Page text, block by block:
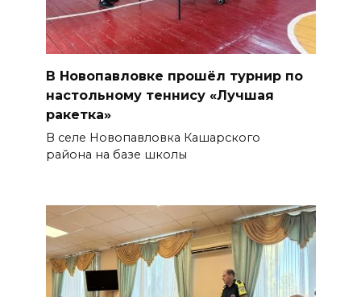
В Новопавловке прошёл турнир по
настольному теннису «Лучшая
ракетка»
В селе Новопавловка Кашарского
района на базе школы